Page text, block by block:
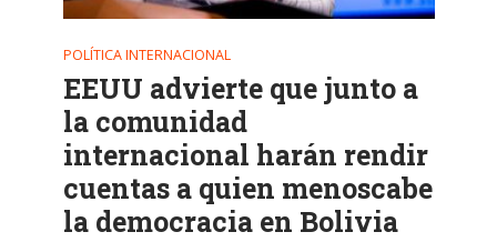
POLÍTICA INTERNACIONAL
EEUU advierte que junto a
la comunidad
internacional harán rendir
cuentas a quien menoscabe
la democracia en Bolivia